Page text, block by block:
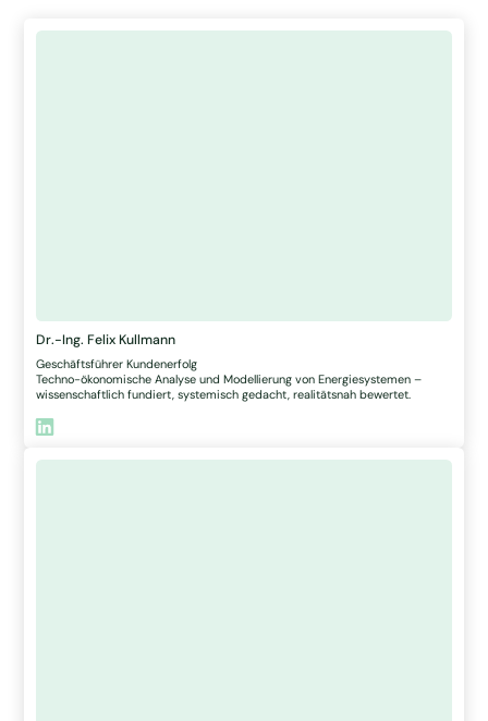
Dr.-Ing. Felix Kullmann
Geschäftsführer Kundenerfolg
Techno-ökonomische Analyse und Modellierung von Energiesystemen –
wissenschaftlich fundiert, systemisch gedacht, realitätsnah bewertet.